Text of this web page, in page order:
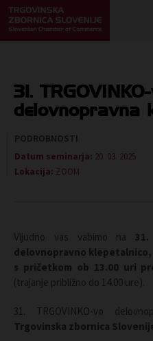
31.
delovnopravna
PODROBNOSTI
Datum seminarja: 20. 03. 2025
Lokacija: ZOOM
Vljudno vas vabimo na
delovnopravno klepetalnico
s pričetkom ob 13.00 uri
(trajanje približno do 14.00 ure).
31. TRGOVINKO-vo
Trgovinska zbornica